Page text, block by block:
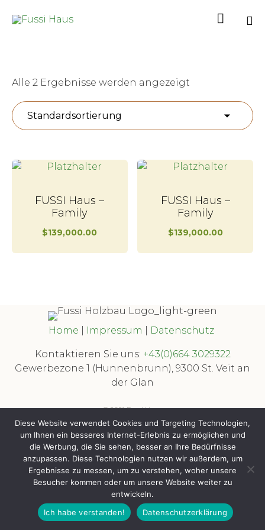

Alle 2 Ergebnisse werden angezeigt
FUSSI Haus –
Family
$139,000.00
FUSSI Haus –
Family
$139,000.00
Home Impressum Datenschutz
Kontaktieren Sie uns: +43(0)664 3029322
Gewerbezone 1 (Hunnenbrunn), 9300 St. Veit an
der Glan
© 2021 Fussi Haus
powered by EWM
Diese Website verwendet Cookies und Targeting Technologien,
um Ihnen ein besseres Internet-Erlebnis zu ermöglichen und
die Werbung, die Sie sehen, besser an Ihre Bedürfnisse
anzupassen. Diese Technologien nutzen wir außerdem, um
Ergebnisse zu messen, um zu verstehen, woher unsere
Besucher kommen oder um unsere Website weiter zu
entwickeln.
Ich habe verstanden!
Datenschutzerklärung